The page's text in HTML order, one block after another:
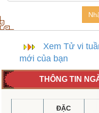
Xem Tử vi
mới của bạn
THÔNG TIN
ĐẶC